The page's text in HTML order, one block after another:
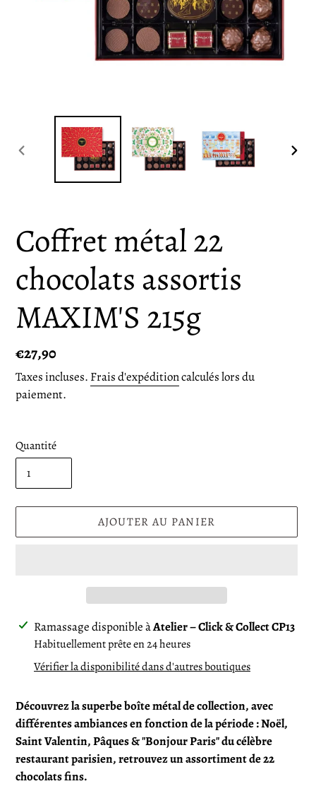
DIAPOSITIVE
PRÉCÉDENTE
Coffret métal 22
chocolats assortis
MAXIM'S 215g
Prix
normal
€27,90
Taxes incluses. Frais d'expéditioncalculés lors du
paiement.
Quantité
AJOUTER AU PANIER
Ajout
d'un
produit
votre
panier
Ramassage disponible àAtelier – Click & Collect CP13
Habituellement prête en 24 heures
Vérifier la disponibilité dans d'autres boutiques
Découvrez la superbe boîte métal de collection, avec
différentes ambiances en fonction de la période : Noël,
Saint Valentin, Pâques & "Bonjour Paris" du célèbre
restaurant parisien, retrouvez un assortiment de 22
chocolats fins.